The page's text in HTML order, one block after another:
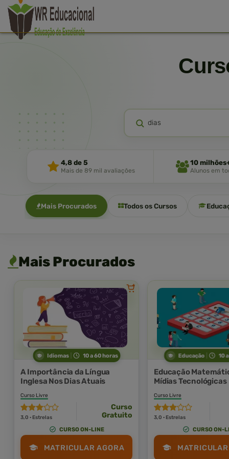
4,8 de 5
Mais de 89 mil avaliações
10
Alunos em
Mais Procurados Todos os Cursos
Mais Procurados
Idiomas 10 a 60 horas
A Importância da Língua
Inglesa Nos Dias Atuais
Curso Livre
3,0 · Estrelas
Curso
Gratuito
CURSO ON-LINE
MATRICULAR AGORA
Educação 10
Educação
Mídias Tecnológicas
Curso Livre
3,0 · Estrelas
CURSO ON-